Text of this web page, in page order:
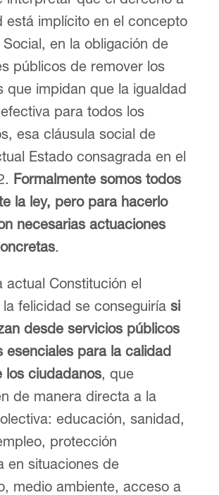
está implícito en el concepto
en la obligación de
públicos de remover los
que impidan que la igualdad
para todos los
esa cláusula social de
Estado consagrada en el
Formalmente somos todos
la ley, pero para hacerlo
necesarias actuaciones
.
actual Constitución el
felicidad se conseguiría si
desde servicios públicos
esenciales para la calidad
los ciudadanos, que
de manera directa a la
educación, sanidad,
protección
en situaciones de
medio ambiente, acceso a